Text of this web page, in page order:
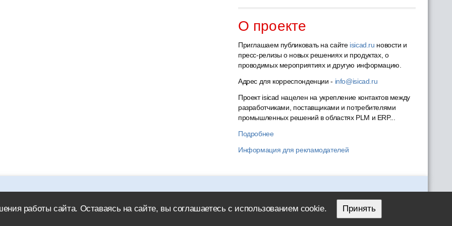
О проекте
Приглашаем публиковать на сайте isicad.ru новости и
пресс-релизы о новых решениях и продуктах, о
проводимых мероприятиях и другую информацию.
Адрес для корреспонденции - info@isicad.ru
Проект isicad нацелен на укрепление контактов между
разработчиками, поставщиками и потребителями
промышленных решений в областях PLM и ERP...
Подробнее
Информация для рекламодателей
работы сайта. Оставаясь на сайте, вы соглашаетесь с использованием cookie. Принять